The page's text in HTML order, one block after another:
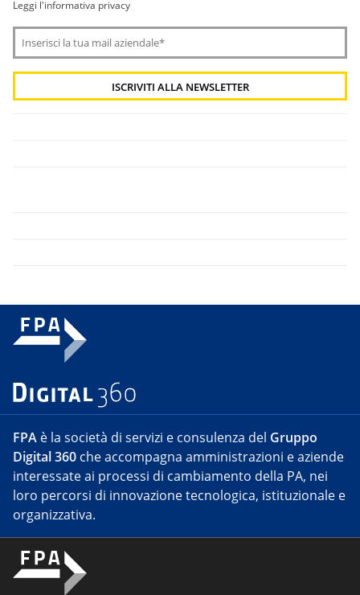
Leggi l'informativa privacy
FPA è la società di servizi e consulenza del Gruppo
Digital 360 che accompagna amministrazioni e aziende
interessate ai processi di cambiamento della PA, nei
loro percorsi di innovazione tecnologica, istituzionale e
organizzativa.